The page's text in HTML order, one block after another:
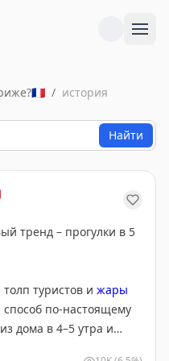
/ история
Найти
тренд – прогулки в 5
толп туристов и жары
по-настоящему
дома в 4–5 утра и